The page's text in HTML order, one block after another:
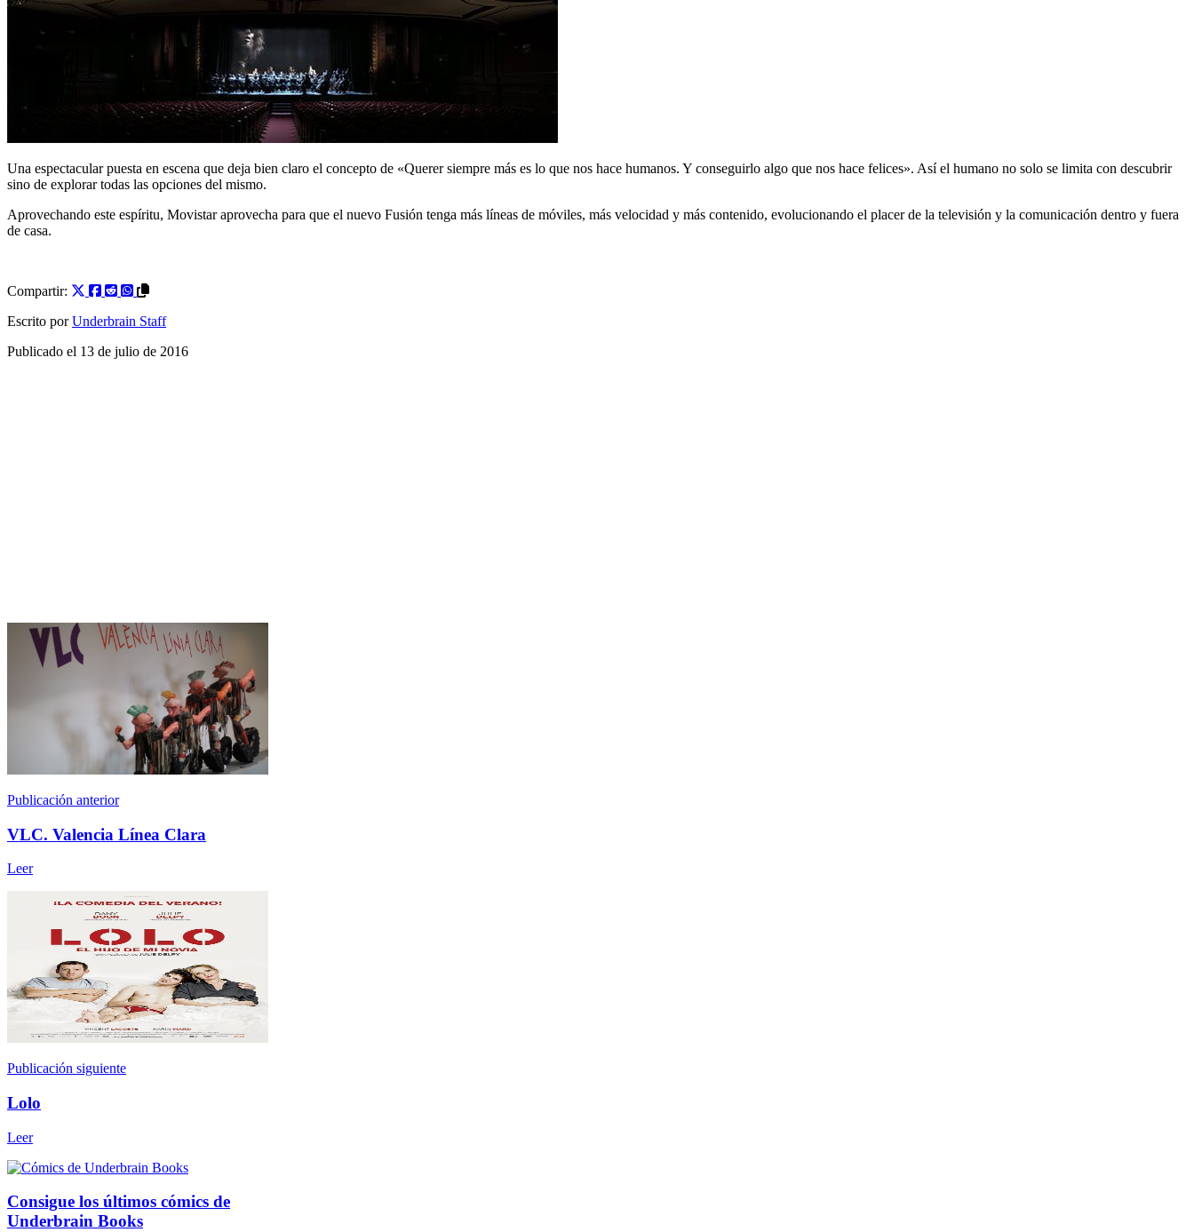
Una espectacular puesta en escena que deja bien claro el concepto de «Querer siempre más es lo que nos hace humanos. Y conseguirlo algo que nos hace felices». Así el humano no solo se limita con descubrir
sino de explorar todas las opciones del mismo.
Aprovechando este espíritu, Movistar aprovecha para que el nuevo Fusión tenga más líneas de móviles, más velocidad y más contenido, evolucionando el placer de la televisión y la comunicación dentro y fuera
de casa.
Compartir:
Escrito por Underbrain Staff
Publicado el 13 de julio de 2016
Publicación anterior
VLC. Valencia Línea Clara
Leer
Publicación siguiente
Lolo
Leer
Consigue los últimos cómics de
Underbrain Books